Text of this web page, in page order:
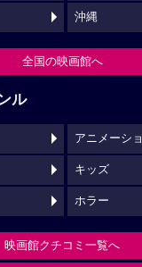
沖縄
全国の映画館へ
ル
アニメーシ
キッズ
ホラー
映画館クチコミ一覧へ